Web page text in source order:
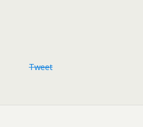
Tweet